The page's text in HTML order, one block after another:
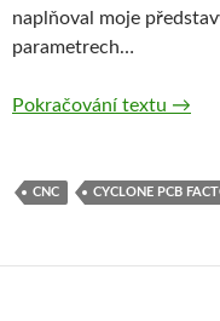
naplňoval moje
parametrech…
Pokračování textu →
CNC CYCLONE PCB